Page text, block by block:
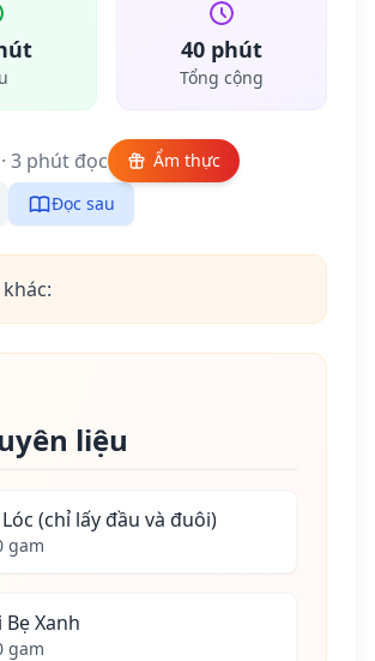
40 phút
Tổng cộng
· 3 phút đọc
Ẩm thực
Đọc sau
liệu
Lóc (chỉ lấy đầu và đuôi)
gam
Bẹ Xanh
gam